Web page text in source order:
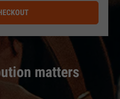
matters